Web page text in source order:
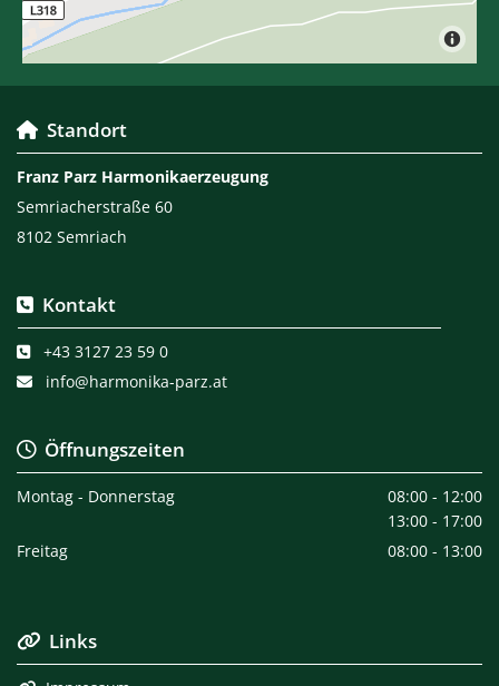
 Standort
Franz Parz Harmonikaerzeugung
Semriacherstraße 60
8102 Semriach
 Kontakt
 +43 3127 23 59 0
 info@harmonika-parz.at
Öffnungszeiten
Montag - Donnerstag
08:00 - 12:00
13:00 - 17:00
Freitag
08:00 - 13:00
 Links